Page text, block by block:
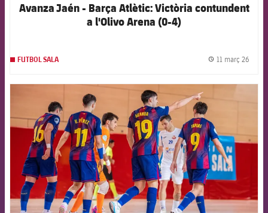
Avanza Jaén - Barça Atlètic: Victòria contundent
a l'Olivo Arena (0-4)
FUTBOL SALA 11 març 26
FCB Barcelona badge